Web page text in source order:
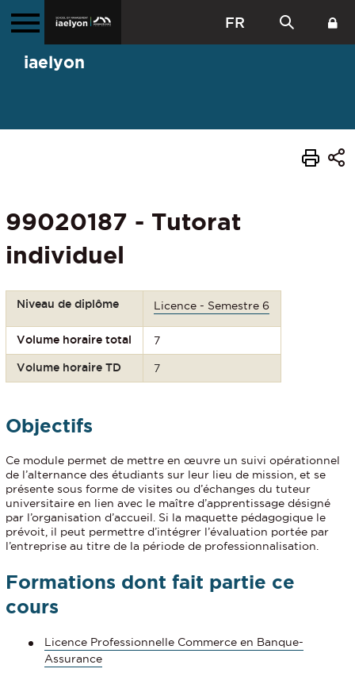
FR
iaelyon
99020187 - Tutorat
individuel
Niveau de diplôme Licence - Semestre 6
Volume horaire total 7
Volume horaire TD 7
Objectifs
Ce module permet de mettre en œuvre un suivi opérationnel
de l’alternance des étudiants sur leur lieu de mission, et se
présente sous forme de visites ou d’échanges du tuteur
universitaire en lien avec le maître d’apprentissage désigné
par l’organisation d’accueil. Si la maquette pédagogique le
prévoit, il peut permettre d’intégrer l’évaluation portée par
l’entreprise au titre de la période de professionnalisation.
Formations dont fait partie ce
cours
Licence Professionnelle Commerce en Banque-
Assurance